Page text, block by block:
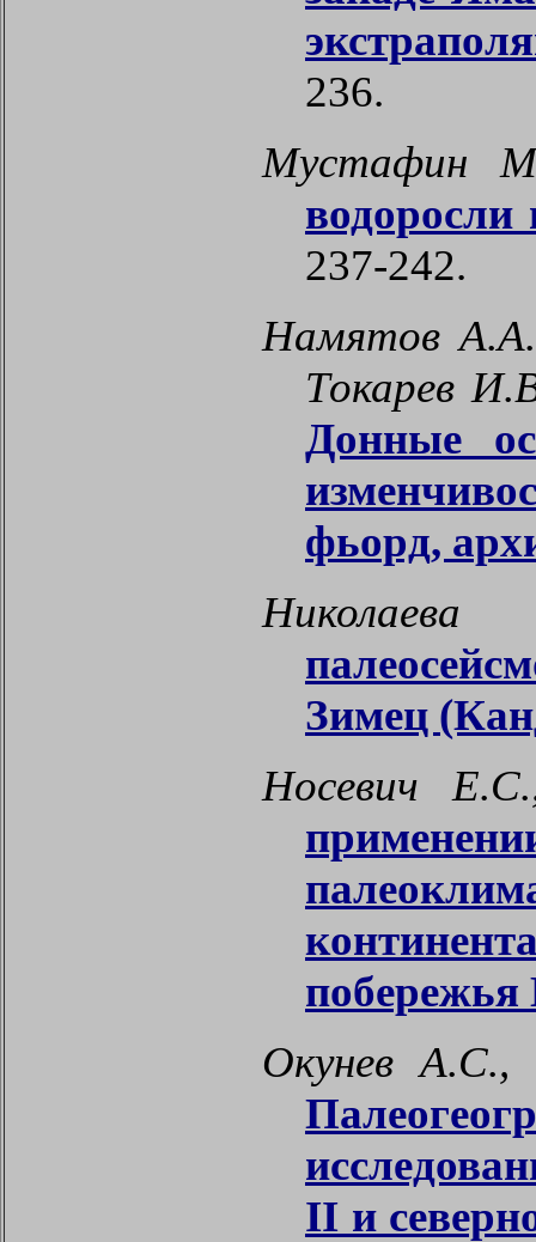
236.
Мустафин
237-242.
Намятов
Токарев
Донные
фьорд,
Зимец
Носевич
побережья
Окунев А.С.,
II и